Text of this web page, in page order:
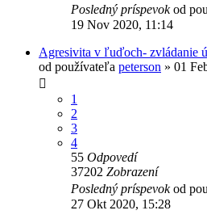
Posledný príspevokod
19 Nov 2020, 11:14
Agresivita v ľuďoch- zvládanie
od používateľa peterson » 01
1
2
3
4
55 Odpovedí
37202 Zobrazení
Posledný príspevokod
27 Okt 2020, 15:28